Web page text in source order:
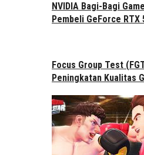
NVIDIA Bagi-Bagi
Pembeli GeForce RTX
Focus Group Test
Peningkatan Kualitas